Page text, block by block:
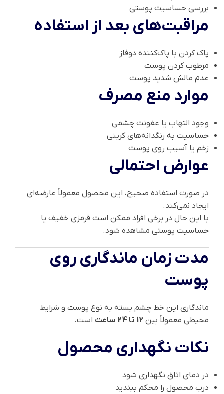
بررسی حساسیت پوستی
مراقبت‌های بعد از استفاده
پاک کردن با پاک‌کننده دوفاز
مرطوب کردن پوست
عدم مالش شدید پوست
موارد منع مصرف
وجود التهاب یا عفونت چشمی
حساسیت به رنگدانه‌های کربنی
زخم یا آسیب روی پوست
عوارض احتمالی
در صورت استفاده صحیح، این محصول معمولاً عارضه‌ای
ایجاد نمی‌کند.
با این حال در برخی افراد ممکن است قرمزی خفیف یا
حساسیت پوستی مشاهده شود.
مدت زمان ماندگاری روی
پوست
ماندگاری این خط چشم بسته به نوع پوست و شرایط
محیطی معمولاً بین 12 تا 24 ساعت است.
نکات نگهداری محصول
در دمای اتاق نگهداری شود
درب محصول را محکم ببندید